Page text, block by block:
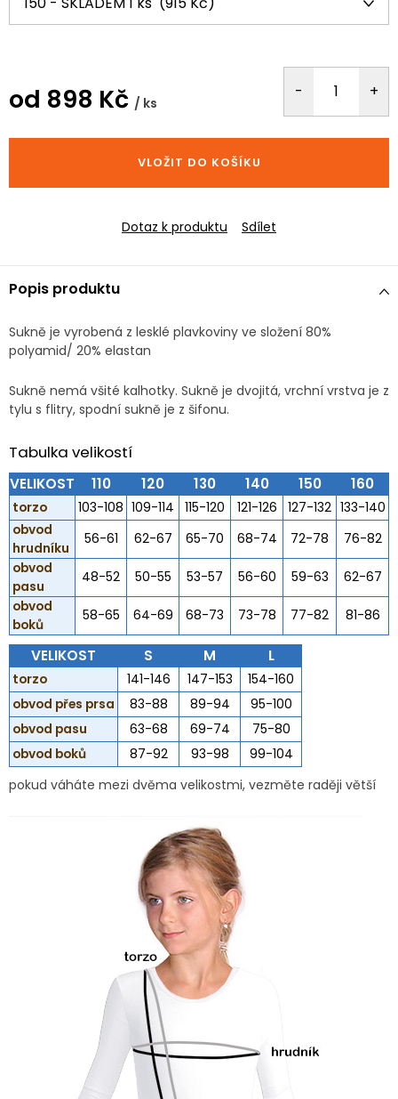
od 898 Kč / ks
cena:
VLOŽIT DO KOŠÍKU
Dotaz k produktu Sdílet
Popis produktu
Sukně je vyrobená z lesklé plavkoviny ve složení 80%
polyamid/ 20% elastan
Sukně nemá všité kalhotky. Sukně je dvojitá, vrchní vrstva je z
tylu s flitry, spodní sukně je z šifonu.
Tabulka velikostí
VELIKOST 110 120 130 140 150 160
torzo 103-108 109-114 115-120 121-126 127-132 133-140
obvod
hrudníku
56-61 62-67 65-70 68-74 72-78
76-82
obvod
pasu
48-52 50-55 53-57 56-60 59-63
62-67
obvod
boků
58-65 64-69 68-73 73-78 77-82 81-86
VELIKOST S M L
torzo 141-146 147-153
154-160
obvod přes prsa
83-88 89-94
95-100
obvod pasu
63-68 69-74
75-80
obvod boků
87-92 93-98
99-104
pokud váháte mezi dvěma velikostmi, vezměte raději větší